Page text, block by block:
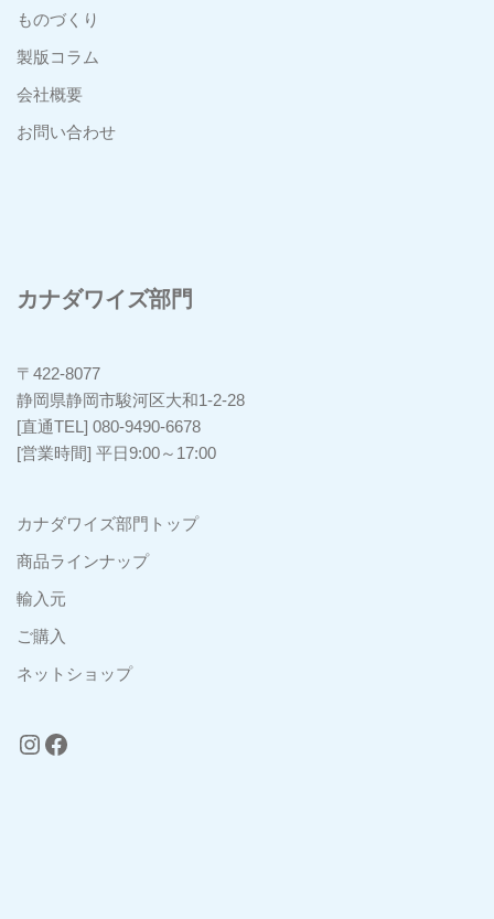
ものづくり
製版コラム
会社概要
お問い合わせ
カナダワイズ部門
〒422-8077
静岡県静岡市駿河区大和1-2-28
[直通TEL] 080-9490-6678
[営業時間] 平日9:00～17:00
カナダワイズ部門トップ
商品ラインナップ
輸入元
ご購入
ネットショップ